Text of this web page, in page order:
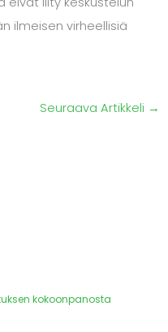
ilmeisen virheellisiä
Seuraava Artikkeli →
kokoonpanosta